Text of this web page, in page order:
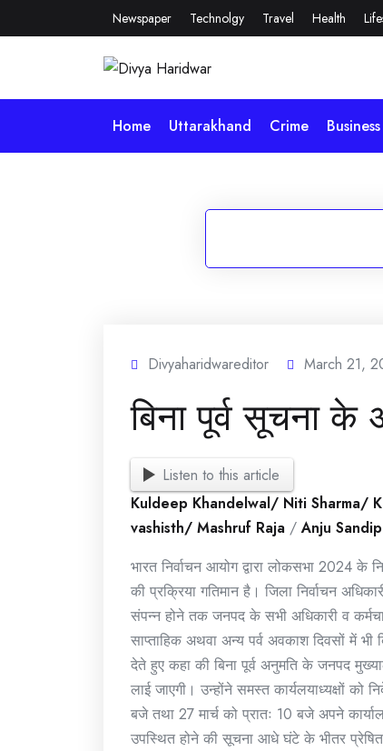
to
Newspaper Technolgy Travel Health
Home Uttarakhand Crime Business
Divyaharidwareditor March 21,
बिना पूर्व सूचना के
Listen to this article
Kuldeep Khandelwal/ Niti Sharma/
vashisth/ Mashruf Raja /Anju Sandip
भारत निर्वाचन आयोग द्वारा लोकसभा 2024 के
की प्रक्रिया गतिमान है। जिला निर्वाचन
संपन्न होने तक जनपद के सभी अधिकारी व
साप्ताहिक अथवा अन्य पर्व अवकाश दिवसों में
देते हुए कहा की बिना पूर्व अनुमति के जनपद
लाई जाएगी। उन्होंने समस्त कार्यलयाध्यक्षों को
बजे तथा 27 मार्च को प्रातः 10 बजे अपने
उपस्थित होने की सूचना आधे घंटे के भीतर